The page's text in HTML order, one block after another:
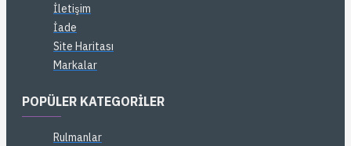
İletişim
İade
Site Haritası
Markalar
POPÜLER KATEGORILER
Rulmanlar